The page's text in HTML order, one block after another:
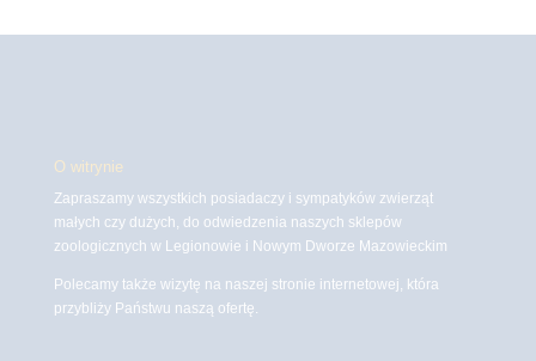
O witrynie
Zapraszamy wszystkich posiadaczy i sympatyków zwierząt
małych czy dużych, do odwiedzenia naszych sklepów
zoologicznych w Legionowie i Nowym Dworze Mazowieckim
Polecamy także wizytę na naszej stronie internetowej, która
przybliży Państwu naszą ofertę.